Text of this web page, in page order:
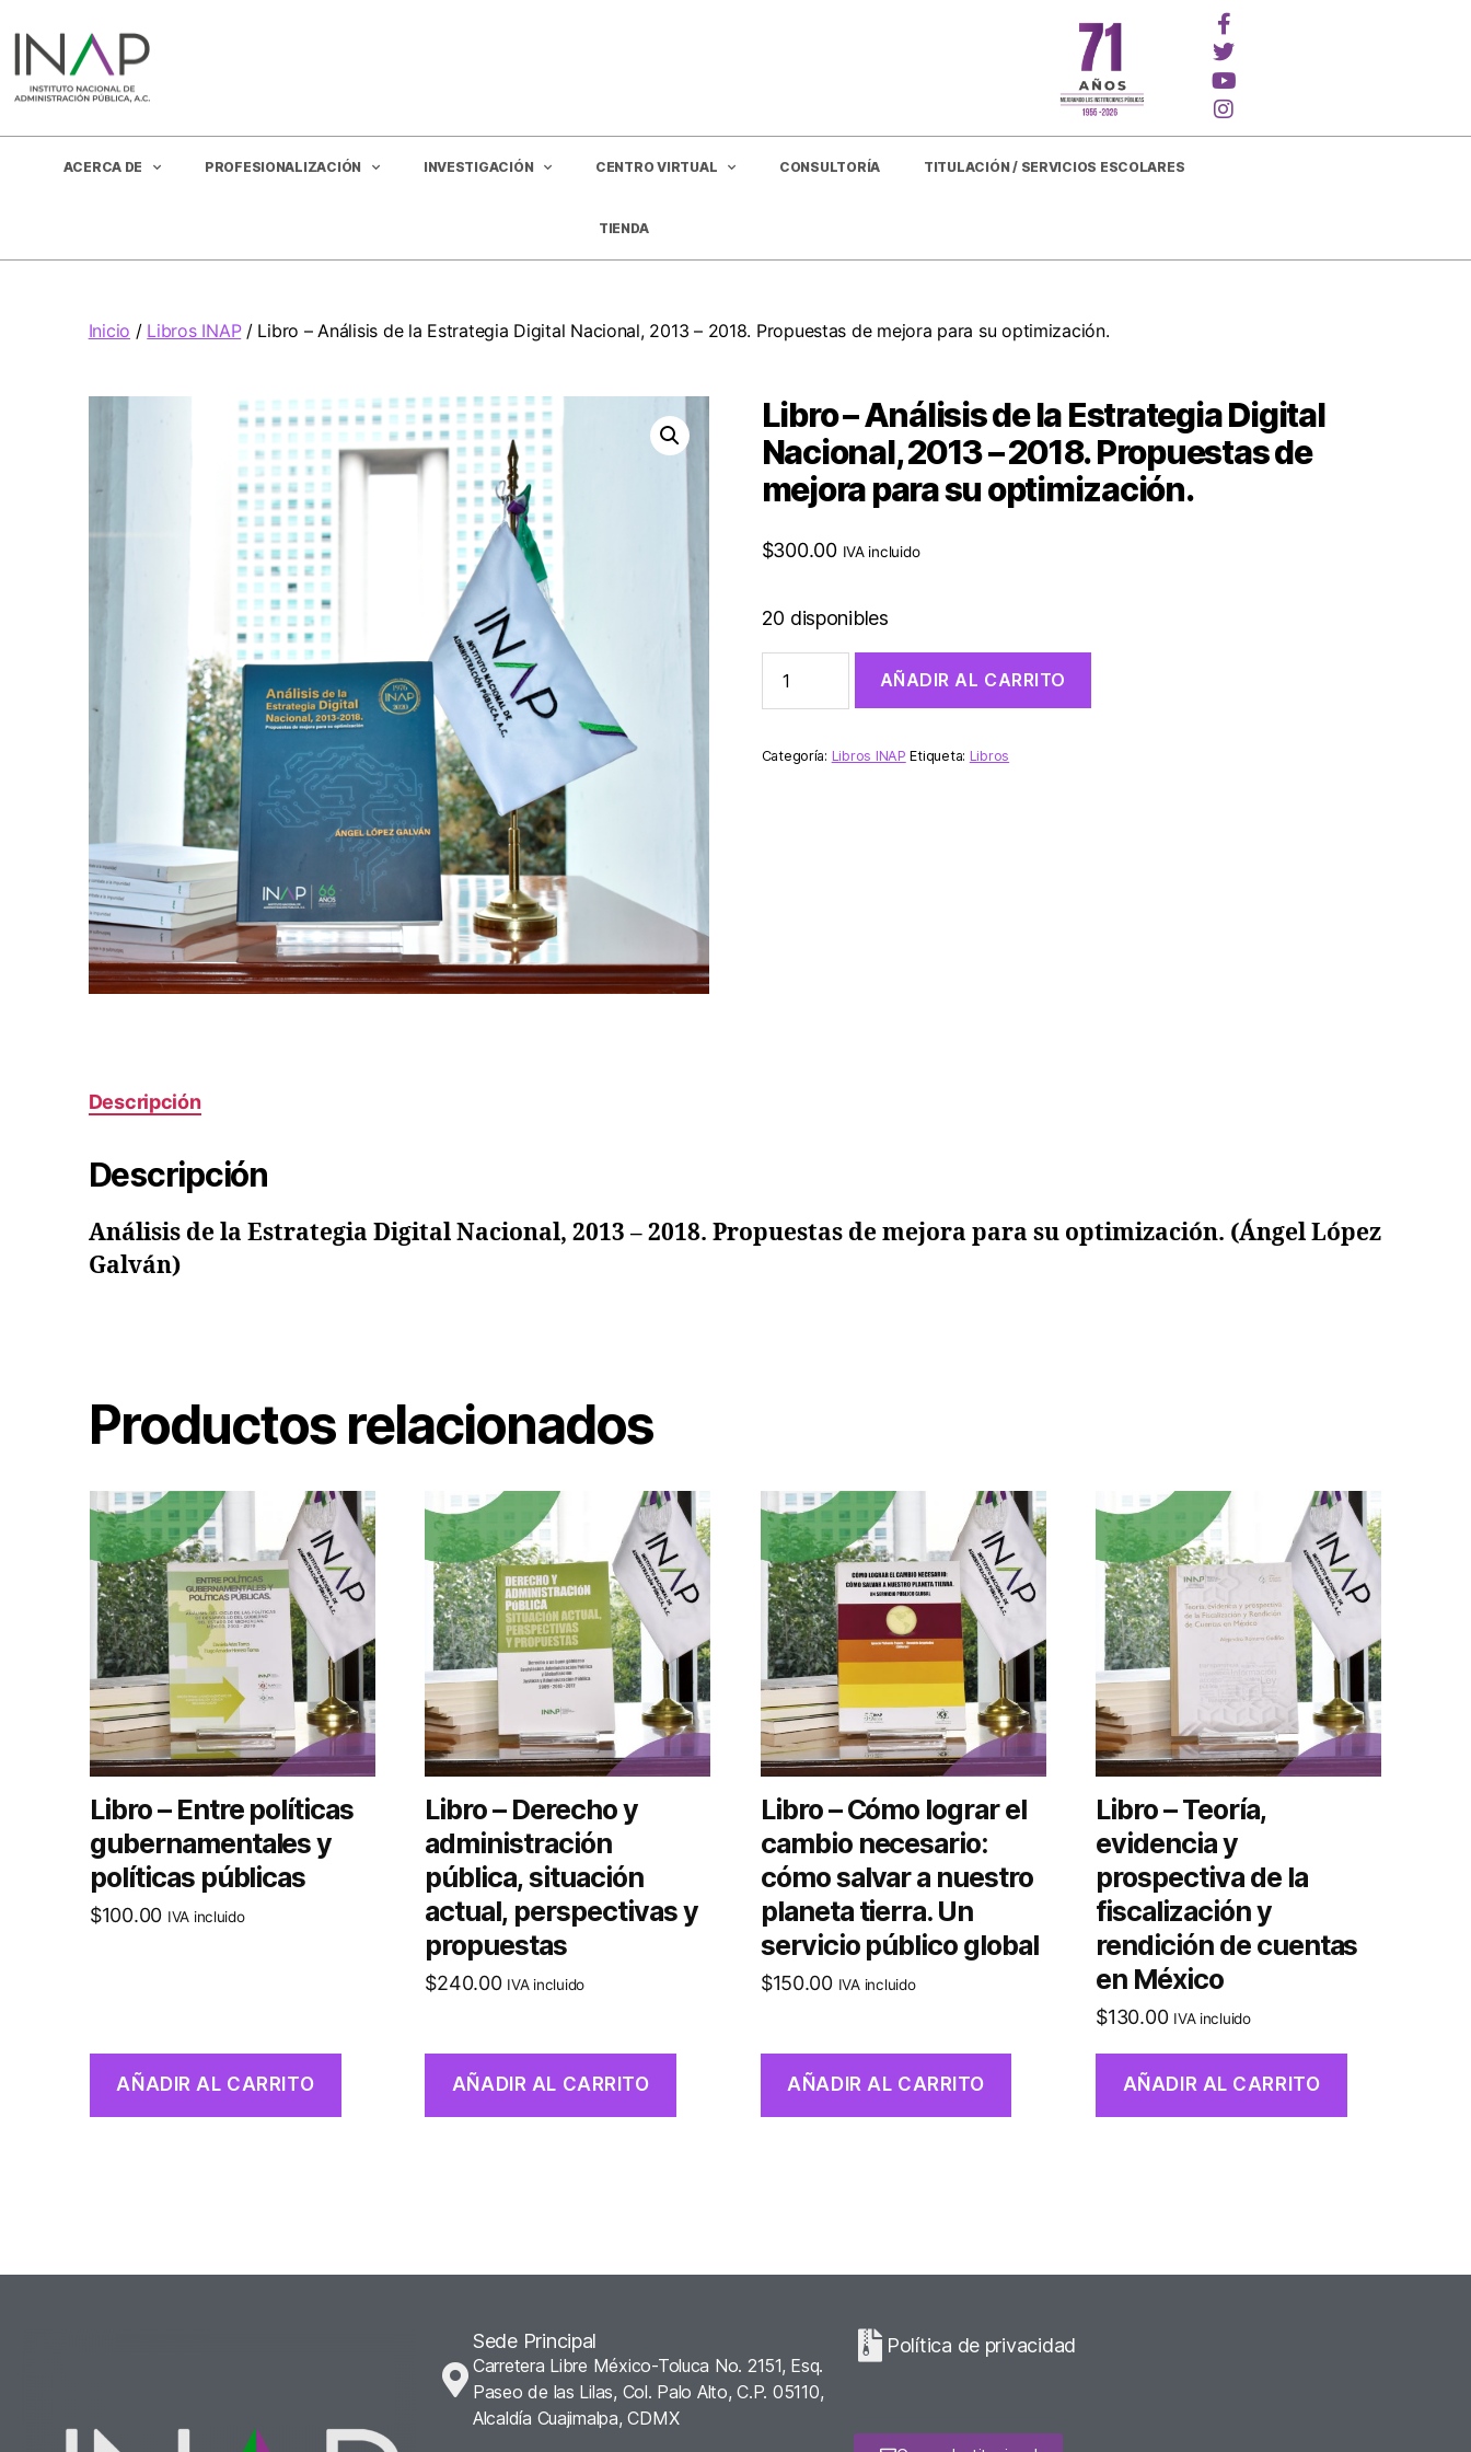
ACERCA DE PROFESIONALIZACIÓN INVESTIGACIÓN CENTRO VIRTUAL CONSULTORÍA TITULACIÓN / SERVICIOS ESCOLARES
TIENDA
Inicio / Libros INAP/ Libro – Análisis de la Estrategia Digital Nacional, 2013 – 2018. Propuestas de mejora para su optimización.
Libro – Análisis de la Estrategia Digital
Nacional, 2013 – 2018. Propuestas de
mejora para su optimización.
$300.00 IVA incluido
20 disponibles
AÑADIR AL CARRITO
Categoría: Libros INAP Etiqueta: Libros
Descripción
Descripción
Análisis de la Estrategia Digital Nacional, 2013 – 2018. Propuestas de mejora para su optimización. (Ángel López
Galván)
Productos relacionados
Libro – Entre políticas
gubernamentales y
políticas públicas
$100.00 IVA incluido
AÑADIR AL CARRITO
Libro – Derecho y
administración
pública, situación
actual, perspectivas y
propuestas
$240.00 IVA incluido
AÑADIR AL CARRITO
Libro – Cómo lograr el
cambio necesario:
cómo salvar a nuestro
planeta tierra. Un
servicio público global
$150.00 IVA incluido
AÑADIR AL CARRITO
Libro – Teoría,
evidencia y
prospectiva de la
fiscalización y
rendición de cuentas
en México
$130.00 IVA incluido
AÑADIR AL CARRITO
Sede Principal
Carretera Libre México-Toluca No. 2151, Esq.
Paseo de las Lilas, Col. Palo Alto, C.P. 05110,
Alcaldía Cuajimalpa, CDMX
Política de privacidad